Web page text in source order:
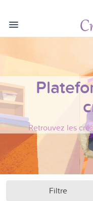
Retrouvez les
Filtre